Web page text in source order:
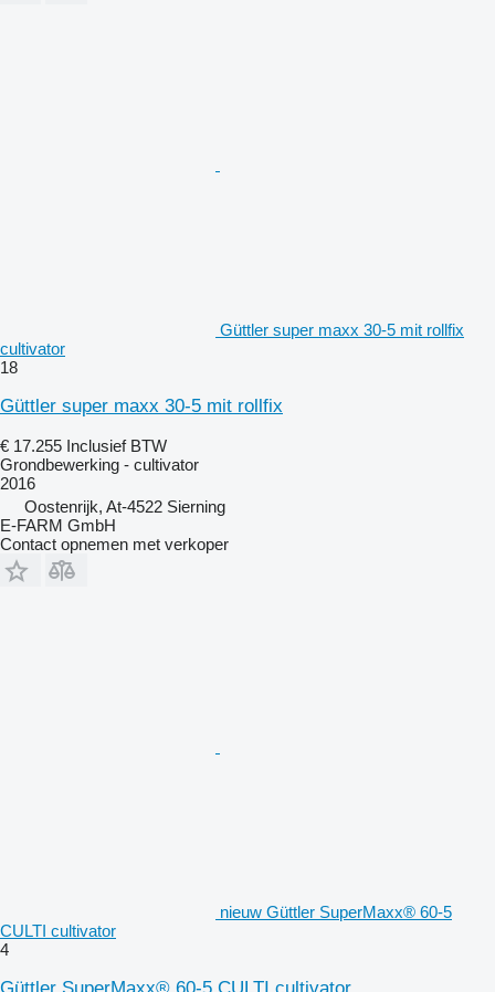
Güttler super maxx 30-5 mit rollfix
cultivator
18
Güttler super maxx 30-5 mit rollfix
€ 17.255 Inclusief BTW
Grondbewerking - cultivator
2016
Oostenrijk, At-4522 Sierning
E-FARM GmbH
Contact opnemen met verkoper
nieuw Güttler SuperMaxx® 60-5
CULTI cultivator
4